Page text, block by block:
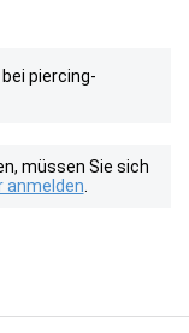
piercing-
müssen Sie sich
anmelden